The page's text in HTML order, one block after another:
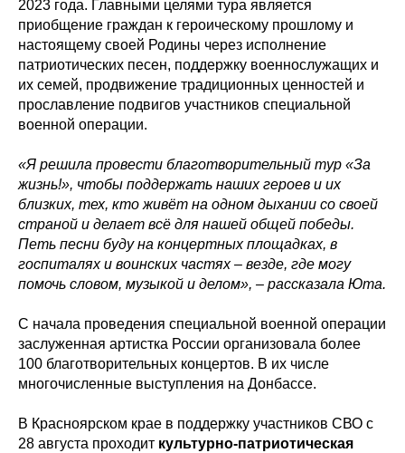
2023 года. Главными целями тура является
приобщение граждан к героическому прошлому и
настоящему своей Родины через исполнение
патриотических песен, поддержку военнослужащих и
их семей, продвижение традиционных ценностей и
прославление подвигов участников специальной
военной операции.
«Я решила провести благотворительный тур «За
жизнь!», чтобы поддержать наших героев и их
близких, тех, кто живёт на одном дыхании со своей
страной и делает всё для нашей общей победы.
Петь песни буду на концертных площадках, в
госпиталях и воинских частях – везде, где могу
помочь словом, музыкой и делом», – рассказала Юта.
С начала проведения специальной военной операции
заслуженная артистка России организовала более
100 благотворительных концертов. В их числе
многочисленные выступления на Донбассе.
В Красноярском крае в поддержку участников СВО с
28 августа проходит культурно-патриотическая